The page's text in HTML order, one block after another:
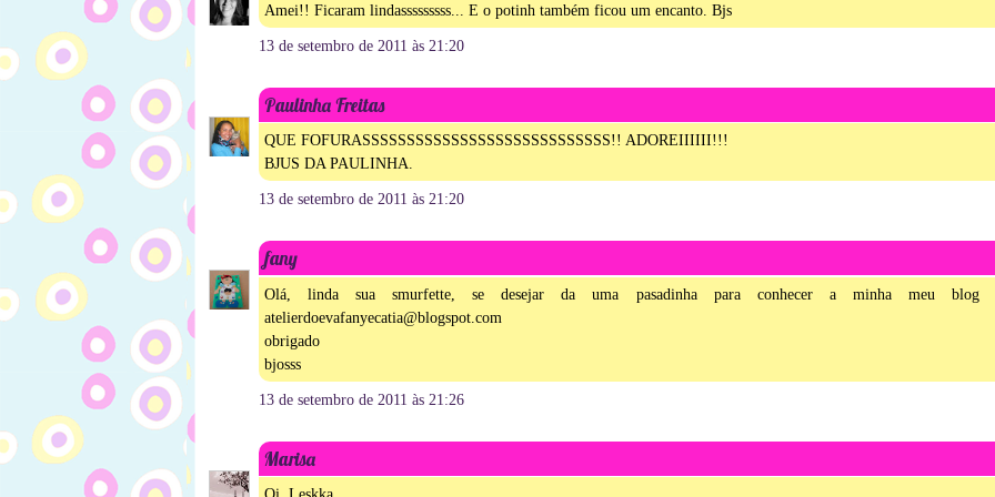
Amei!! Ficaram lindasssssssss... E o potinh também ficou um encanto. Bjs
13 de setembro de 2011 às 21:20
Paulinha Freitas
QUE FOFURASSSSSSSSSSSSSSSSSSSSSSSSSSSS!! ADOREIIIIII!!!
BJUS DA PAULINHA.
13 de setembro de 2011 às 21:20
fany
Olá, linda sua smurfette, se desejar da uma pasadinha para conhecer a minha meu blog
atelierdoevafanyecatia@blogspot.com
obrigado
bjosss
13 de setembro de 2011 às 21:26
Marisa